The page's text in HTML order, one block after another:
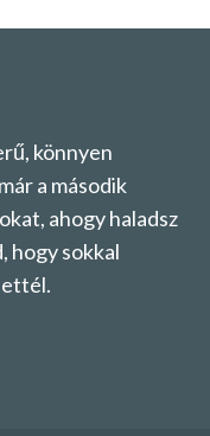
könnyen
a második
ahogy haladsz
hogy sokkal